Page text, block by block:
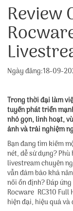
Review
Ngày đăng:18-09-
Trong thời đại làm
tuyến phát triển
nhỏ gọn, linh hoạt,
ảnh và trải nghiệm
Bạn đang tìm kiếm
nét, dễ sử dụng?
livestream chuyên
vẫn đảm bảo khả
nối ổn định? Đáp
Rocware RC310
hiện đại, hiệu quả